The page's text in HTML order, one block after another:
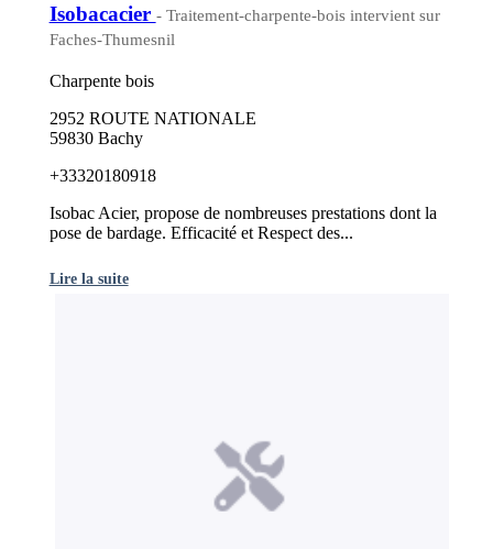
Isobacacier - Traitement-charpente-bois intervient sur
Faches-Thumesnil
Charpente bois
2952 ROUTE NATIONALE
59830 Bachy
+33320180918
Isobac Acier, propose de nombreuses prestations dont la
pose de bardage. Efficacité et Respect des...
Lire la suite